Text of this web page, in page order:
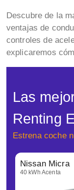
Descubre de la
ventajas de
controles de
explicaremos
Las
Renting
Estrena coche
Nissan Micra
40 kWh Acenta